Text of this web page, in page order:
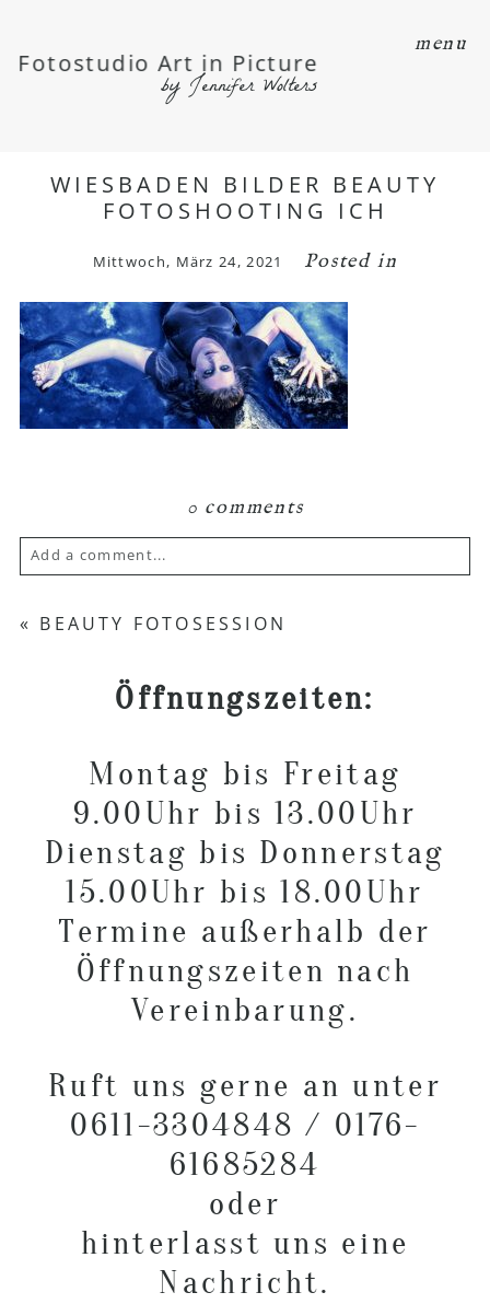
menu
Fotostudio Art in Picture
by Jennifer Wolters
WIESBADEN BILDER BEAUTY
FOTOSHOOTING ICH
Mittwoch, März 24, 2021 Posted in
0 comments
Add a comment...
Your email isnever published or shared.
POST COMMENT
« BEAUTY FOTOSESSION
Öffnungszeiten:
Montag bis Freitag
9.00Uhr bis 13.00Uhr
Dienstag bis Donnerstag
15.00Uhr bis 18.00Uhr
Termine außerhalb der
Öffnungszeiten nach
Vereinbarung.
Ruft uns gerne an unter
0611-3304848 / 0176-
61685284
oder
hinterlasst uns eine
Nachricht.